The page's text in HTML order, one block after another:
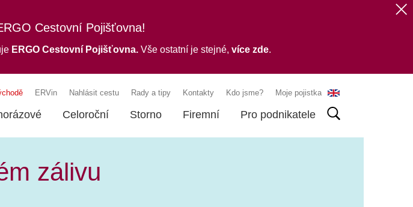
Cestovní Pojišťovna!
ERGO Cestovní Pojišťovna.Vše ostatní je stejné, více zde.
ERVin Nahlásit cestu Rady a tipy Kontakty Kdo jsme? Moje pojistka
Celoroční Storno Firemní Pro podnikatele
zálivu